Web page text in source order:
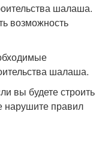
шалаша.
возможность
шалаша.
вы будете строить
нарушите правил